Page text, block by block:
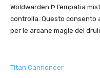
Woldwarden Þ l’empatia
controlla. Questo consento
per le arcane magie del
Titan Cannoneer